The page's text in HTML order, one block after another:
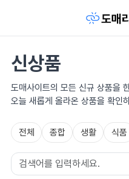
신상품
도매사이트의 모든 신규 상품을
오늘 새롭게 올라온 상품을 확인
전체 종합 생활 식품